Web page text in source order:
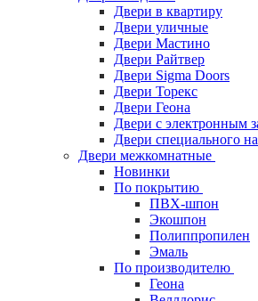
Двери в квартиру
Двери уличные
Двери Мастино
Двери Райтвер
Двери Sigma Doors
Двери Торекс
Двери Геона
Двери с электронным
Двери специального
Двери межкомнатные
Новинки
По покрытию
ПВХ-шпон
Экошпон
Полиппропилен
Эмаль
По производителю
Геона